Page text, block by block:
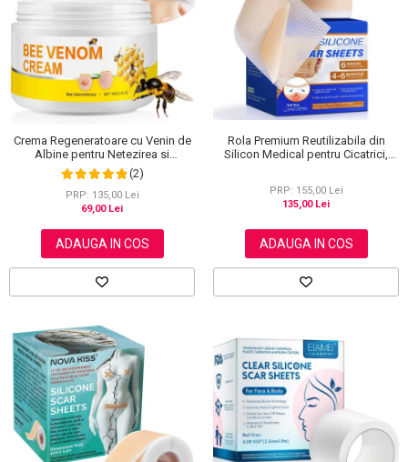
Crema Regeneratoare cu Venin de
Albine pentru Netezirea si
Reinoirea Pielii, 100 g
(2)
PRP: 135,00 Lei
69,00 Lei
ADAUGA IN COS
Rola Premium Reutilizabila din
Silicon Medical pentru Cicatrici,
PRP: 155,00 Lei
135,00 Lei
ADAUGA IN COS